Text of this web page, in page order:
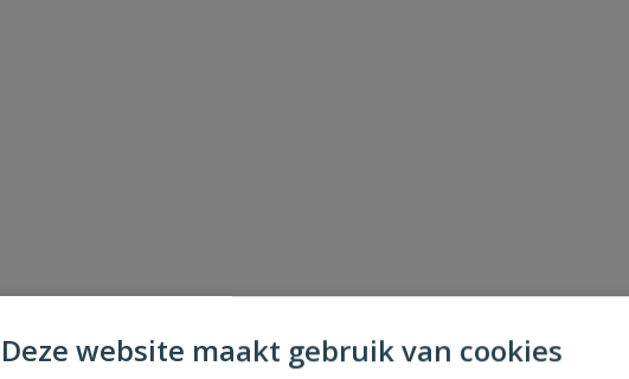
Deze website maakt gebruik van cookies